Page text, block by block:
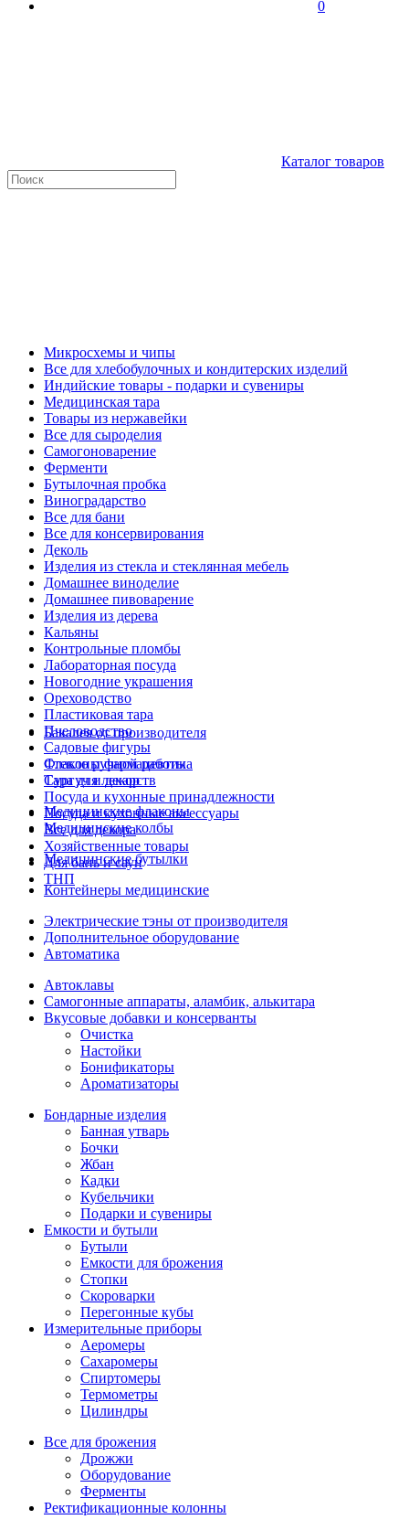
0
Каталог товаров
Микросхемы и чипы
Все для хлебобулочных и кондитерских изделий
Индийские товары - подарки и сувениры
Медицинская тара
Товары из нержавейки
Все для сыроделия
Самогоноварение
Ферменти
Бутылочная пробка
Виноградарство
Все для бани
Все для консервирования
Деколь
Изделия из стекла и стеклянная мебель
Домашнее виноделие
Домашнее пивоварение
Изделия из дерева
Кальяны
Контрольные пломбы
Лабораторная посуда
Новогодние украшения
Ореховодство
Пластиковая тара
Пчеловодство
Садовые фигуры
Стекло ручной работы
Сургуч и декор
Посуда и кухонные принадлежности
Посуда и кухонные аксессуары
Все для декора
Хозяйственные товары
Для бань и саун
ТНП
Бакалея от производителя
Флаконы фармацевтика
Тара для лекарств
Медицинские флаконы
Медицинские колбы
Медицинские бутылки
Контейнеры медицинские
Электрические тэны от производителя
Дополнительное оборудование
Автоматика
Автоклавы
Самогонные аппараты, аламбик, алькитара
Вкусовые добавки и консерванты
Очистка
Настойки
Бонификаторы
Ароматизаторы
Бондарные изделия
Банная утварь
Бочки
Жбан
Кадки
Кубельчики
Подарки и сувениры
Емкости и бутыли
Бутыли
Емкости для брожения
Стопки
Скороварки
Перегонные кубы
Измерительные приборы
Аеромеры
Сахаромеры
Спиртомеры
Термометры
Цилиндры
Все для брожения
Дрожжи
Оборудование
Ферменты
Ректификационные колонны